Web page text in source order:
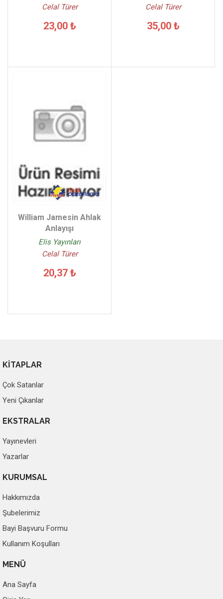
Celal Türer
23,00 ₺
Celal Türer
35,00 ₺
William Jamesin Ahlak
Anlayışı
Elis Yayınları
Celal Türer
20,37 ₺
KİTAPLAR
Çok Satanlar
Yeni Çıkanlar
EKSTRALAR
Yayınevleri
Yazarlar
KURUMSAL
Hakkımızda
Şubelerimiz
Bayi Başvuru Formu
Kullanım Koşulları
MENÜ
Ana Sayfa